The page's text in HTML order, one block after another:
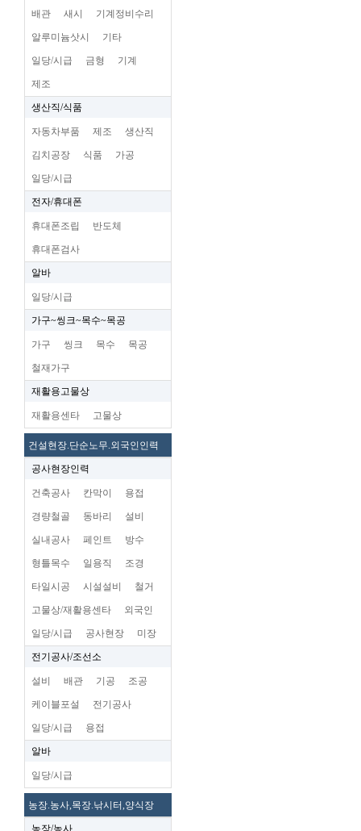
배관 새시 기계정비수리
알루미늄삿시 기타
일당/시급 금형 기계
제조
생산직/식품
자동차부품 제조 생산직
김치공장 식품 가공
일당/시급
전자/휴대폰
휴대폰조립 반도체
휴대폰검사
알바
일당/시급
가구~씽크~목수~목공
가구 씽크 목수 목공
철재가구
재활용고물상
재활용센타 고물상
건설현장.단순노무.외국인인력
공사현장인력
건축공사 칸막이 용접
경량철골 동바리 설비
실내공사 페인트 방수
형틀목수 일용직 조경
타일시공 시설설비 철거
고물상/재활용센타 외국인
일당/시급 공사현장 미장
전기공사/조선소
설비 배관 기공 조공
케이블포설 전기공사
일당/시급 용접
알바
일당/시급
농장.농사,목장.낚시터,양식장
농장/농사